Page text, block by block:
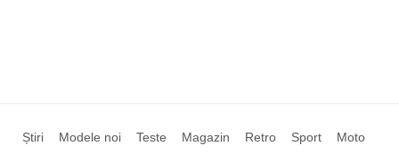
Știri Modele noi Teste Magazin Retro Sport Moto